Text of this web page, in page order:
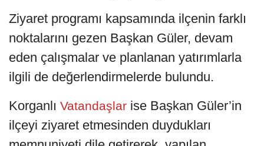
Ziyaret programı kapsamında ilçenin farklı
noktalarını gezen Başkan Güler, devam
eden çalışmalar ve planlanan yatırımlarla
ilgili de değerlendirmelerde bulundu.
Korganlı Vatandaşlar ise Başkan Güler’in
ilçeyi ziyaret etmesinden duydukları